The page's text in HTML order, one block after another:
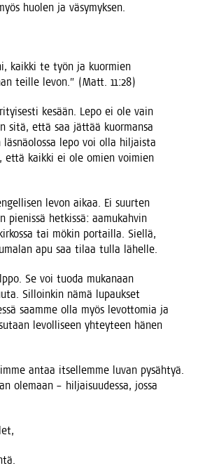
huo­len ja väsymyksen.
kaik­ki te työn ja kuor­mien
teil­le levon.” (Matt. 11:28)
kesään. Lepo ei ole vain
sitä, että saa jät­tää kuor­man­sa
läs­nä­olos­sa lepo voi olla hil­jais­ta
että kaik­ki ei ole omien voi­mien
levon aikaa. Ei suur­ten
pie­nis­sä het­kis­sä: aamu­kah­vin
tai mökin por­tail­la. Siel­lä,
apu saa tilaa tul­la lähelle.
Se voi tuo­da muka­naan
Sil­loin­kin nämä lupauk­set
saam­me olla myös levot­to­mia ja
levol­li­seen yhtey­teen hänen
antaa itsel­lem­me luvan pysäh­tyä.
ole­maan – hil­jai­suu­des­sa, jos­sa